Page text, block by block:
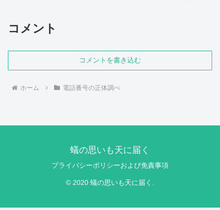
コメント
コメントを書き込む
ホーム 電話番号の正体調べ
蟻の思いも天に届く
プライバシーポリシーおよび免責事項
© 2020 蟻の思いも天に届く.